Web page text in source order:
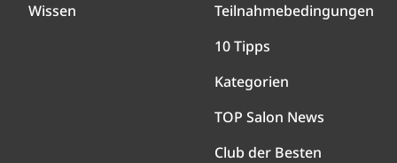
Wissen
Teilnahmebedingungen
10 Tipps
Kategorien
TOP Salon News
Club der Besten